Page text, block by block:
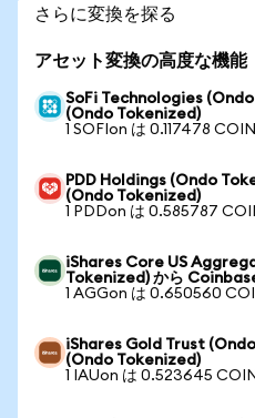
さらに変換を探る
アセット変換の高度な機能
SoFi Technologies
(Ondo Tokenized)
1 SOFIon は 0.117478
PDD Holdings (Ondo
(Ondo Tokenized)
1 PDDon は 0.585787
iShares Core US
Tokenized) から
1 AGGon は 0.650560
iShares Gold Trust
(Ondo Tokenized)
1 IAUon は 0.523645